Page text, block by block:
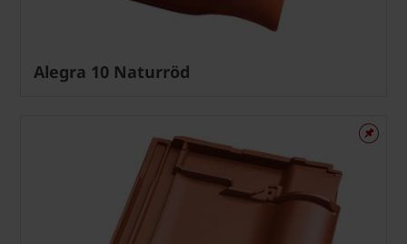
Alegra 10 Naturröd